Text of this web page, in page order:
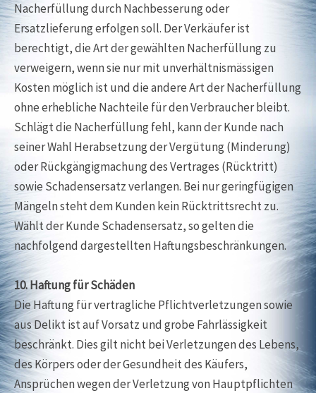
Nacherfüllung durch Nachbesserung oder
Ersatzlieferung erfolgen soll. Der Verkäufer ist
berechtigt, die Art der gewählten Nacherfüllung zu
verweigern, wenn sie nur mit unverhältnismässigen
Kosten möglich ist und die andere Art der Nacherfüllung
ohne erhebliche Nachteile für den Verbraucher bleibt.
Schlägt die Nacherfüllung fehl, kann der Kunde nach
seiner Wahl Herabsetzung der Vergütung (Minderung)
oder Rückgängigmachung des Vertrages (Rücktritt)
sowie Schadensersatz verlangen. Bei nur geringfügigen
Mängeln steht dem Kunden kein Rücktrittsrecht zu.
Wählt der Kunde Schadensersatz, so gelten die
nachfolgend dargestellten Haftungsbeschränkungen.
10. Haftung für Schäden
Die Haftung für vertragliche Pflichtverletzungen sowie
aus Delikt ist auf Vorsatz und grobe Fahrlässigkeit
beschränkt. Dies gilt nicht bei Verletzungen des Lebens,
des Körpers oder der Gesundheit des Käufers,
Ansprüchen wegen der Verletzung von Hauptpflichten